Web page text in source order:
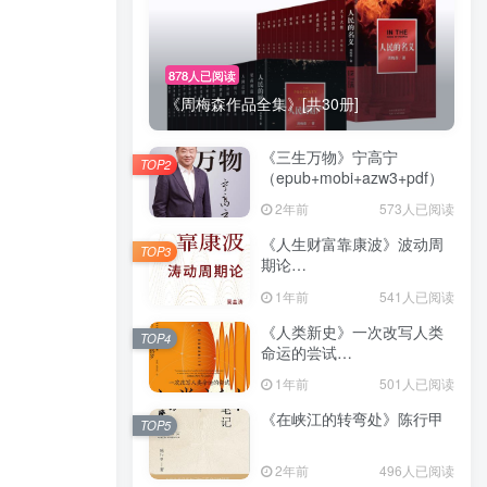
878人已阅读
《周梅森作品全集》[共30册]
《三生万物》宁高宁
（epub+mobi+azw3+pdf）
2年前 573人已阅读
TOP2
《人生财富靠康波》波动周
期论
1年前 541人已阅读
TOP3
《人类新史》一次改写人类
命运的尝试
1年前 501人已阅读
TOP4
《在峡江的转弯处》陈行甲
2年前 496人已阅读
TOP5